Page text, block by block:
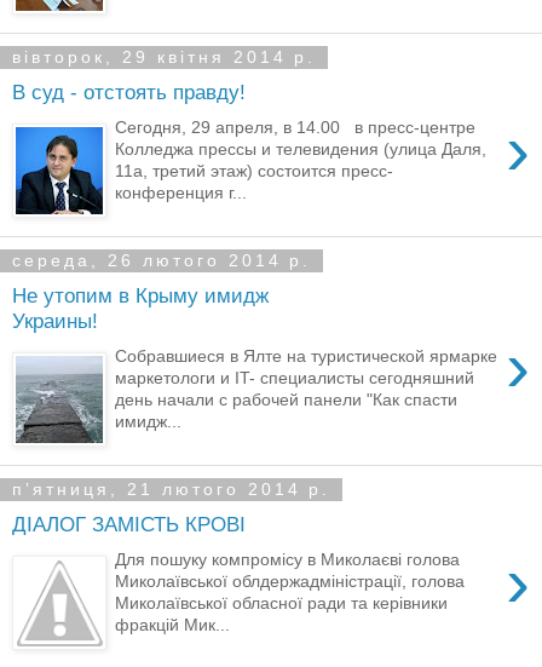
вівторок, 29 квітня 2014 р.
В суд - отстоять правду!
›
Сегодня, 29 апреля, в 14.00 в пресс-центре
Колледжа прессы и телевидения (улица Даля,
11а, третий этаж) состоится пресс-
конференция г...
середа, 26 лютого 2014 р.
Не утопим в Крыму имидж
Украины!
›
Собравшиеся в Ялте на туристической ярмарке
маркетологи и IT- специалисты сегодняшний
день начали с рабочей панели "Как спасти
имидж...
пʼятниця, 21 лютого 2014 р.
ДІАЛОГ ЗАМІСТЬ КРОВІ ​
›
Для пошуку компромісу в Миколаєві голова
Миколаївської облдержадміністрації, голова
Миколаївської обласної ради та керівники
фракцій Мик...